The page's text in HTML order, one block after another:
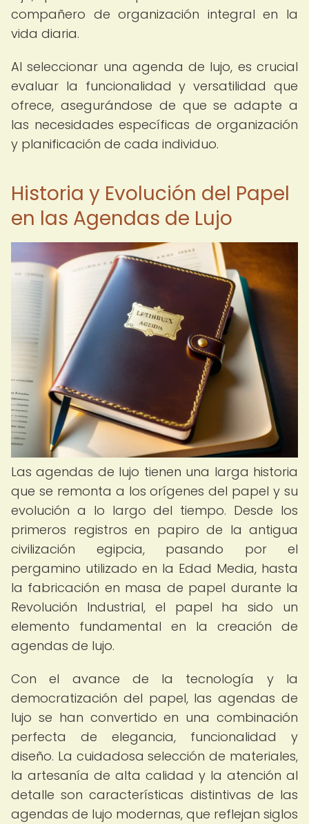
compañero de organización integral en la
vida diaria.
Al seleccionar una agenda de lujo, es crucial
evaluar la funcionalidad y versatilidad que
ofrece, asegurándose de que se adapte a
las necesidades específicas de organización
y planificación de cada individuo.
Historia y Evolución del Papel
en las Agendas de Lujo
Las agendas de lujo tienen una larga historia
que se remonta a los orígenes del papel y su
evolución a lo largo del tiempo. Desde los
primeros registros en papiro de la antigua
civilización egipcia, pasando por el
pergamino utilizado en la Edad Media, hasta
la fabricación en masa de papel durante la
Revolución Industrial, el papel ha sido un
elemento fundamental en la creación de
agendas de lujo.
Con el avance de la tecnología y la
democratización del papel, las agendas de
lujo se han convertido en una combinación
perfecta de elegancia, funcionalidad y
diseño. La cuidadosa selección de materiales,
la artesanía de alta calidad y la atención al
detalle son características distintivas de las
agendas de lujo modernas, que reflejan siglos